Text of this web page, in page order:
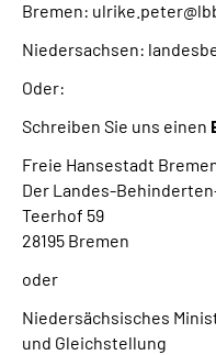
Bremen:
Niedersachsen:
Oder:
Schreiben Sie uns einen
Freie Hansestadt
Der Landes-
Teerhof 59
28195 Bremen
oder
Niedersächsisches
und Gleichstellung